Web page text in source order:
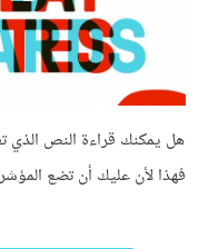
هل يمكنك قراءة النص الذي
فهذا لأن عليك أن تضع